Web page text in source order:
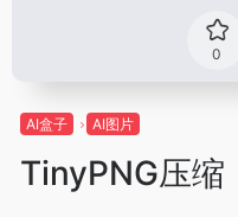
0
AI盒子 AI图片
TinyPNG压缩